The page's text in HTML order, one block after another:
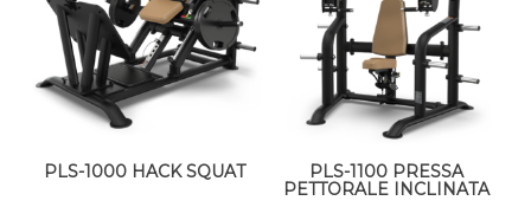
PLS-1000 HACK SQUAT
PLS-1100 PRESSA
PETTORALE INCLINATA